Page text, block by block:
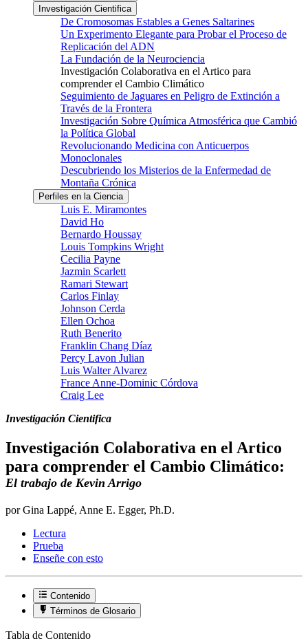
Investigación Cientifica
De Cromosomas Estables a Genes Saltarines
Un Experimento Elegante para Probar el Proceso de
Replicación del ADN
La Fundación de la Neurociencia
Investigación Colaborativa en el Artico para
comprender el Cambio Climático
Seguimiento de Jaguares en Peligro de Extinción a
Través de la Frontera
Investigación Sobre Química Atmosférica que Cambió
la Política Global
Revolucionando Medicina con Anticuerpos
Monoclonales
Descubriendo los Misterios de la Enfermedad de
Montaña Crónica
Perfiles en la Ciencia
Luis E. Miramontes
David Ho
Bernardo Houssay
Louis Tompkins Wright
Cecilia Payne
Jazmin Scarlett
Ramari Stewart
Carlos Finlay
Johnson Cerda
Ellen Ochoa
Ruth Benerito
Franklin Chang Díaz
Percy Lavon Julian
Luis Walter Alvarez
France Anne-Dominic Córdova
Craig Lee
Investigación Cientifica
Investigación Colaborativa en el Artico
para comprender el Cambio Climático:
El trabajo de Kevin Arrigo
por Gina Lappé, Anne E. Egger, Ph.D.
Lectura
Prueba
Enseñe con esto
Contenido
Términos de Glosario
Tabla de Contenido